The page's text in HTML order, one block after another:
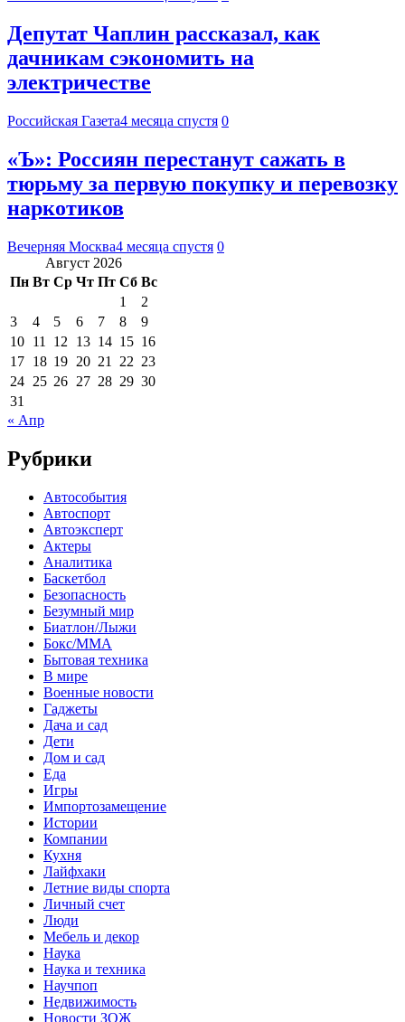
Депутат Чаплин рассказал, как
дачникам сэкономить на
электричестве
Российская Газета4 месяца спустя 0
«Ъ»: Россиян перестанут сажать в
тюрьму за первую покупку и перевозку
наркотиков
Вечерняя Москва4 месяца спустя 0
Август 2026
Пн Вт Ср Чт Пт Сб Вс
1
2
3
4 5 6 7 8
9
10 11 12 13 14 15 16
17 18 19 20 21 22 23
24 25 26 27 28 29 30
31
« Апр
Рубрики
Автособытия
Автоспорт
Автоэксперт
Актеры
Аналитика
Баскетбол
Безопасность
Безумный мир
Биатлон/Лыжи
Бокс/MMA
Бытовая техника
В мире
Военные новости
Гаджеты
Дача и сад
Дети
Дом и сад
Еда
Игры
Импортозамещение
Истории
Компании
Кухня
Лайфхаки
Летние виды спорта
Личный счет
Люди
Мебель и декор
Наука
Наука и техника
Научпоп
Недвижимость
Новости ЗОЖ